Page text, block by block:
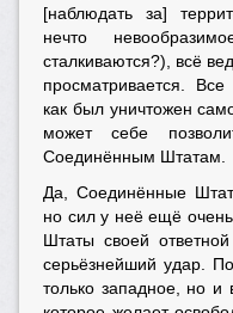
[наблюдать за]
нечто
сталкиваются?), всё
просматривается.
как был уничтожен
может себе
Соединённым Штатам.
Да, Соединённые
но сил у неё ещё
Штаты своей
серьёзнейший удар.
только западное, но и